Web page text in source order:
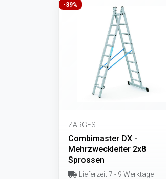
-39%
ZARGES
Combimaster DX -
Mehrzweckleiter 2x8
Sprossen
Lieferzeit 7 - 9 Werktage